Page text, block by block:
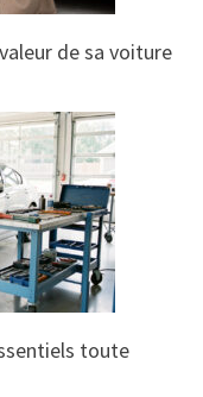
de sa voiture
toute